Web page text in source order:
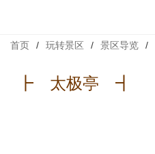
首页
/ 玩转景区 / 景区导览 /
┣ 太极亭 ┫